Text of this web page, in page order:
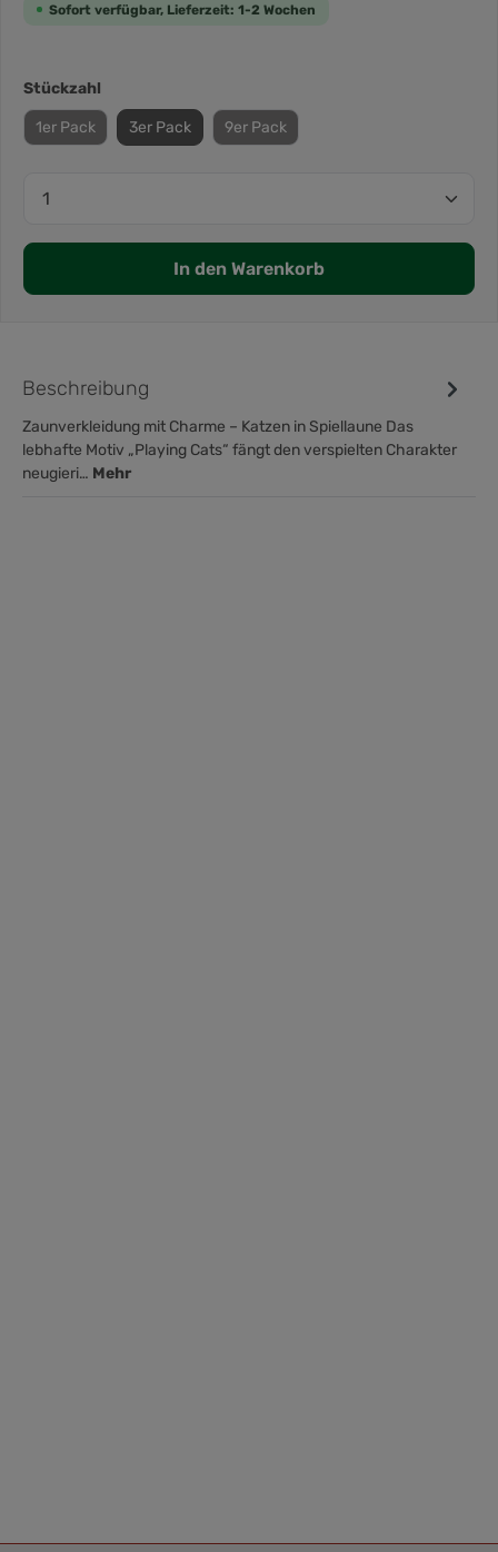
Sofort verfügbar, Lieferzeit: 1-2 Wochen
Stückzahl
1er Pack 3er Pack 9er Pack
In den Warenkorb
Beschreibung
Zaunverkleidung mit Charme – Katzen in Spiellaune Das
lebhafte Motiv „Playing Cats“ fängt den verspielten Charakter
neugieri… Mehr